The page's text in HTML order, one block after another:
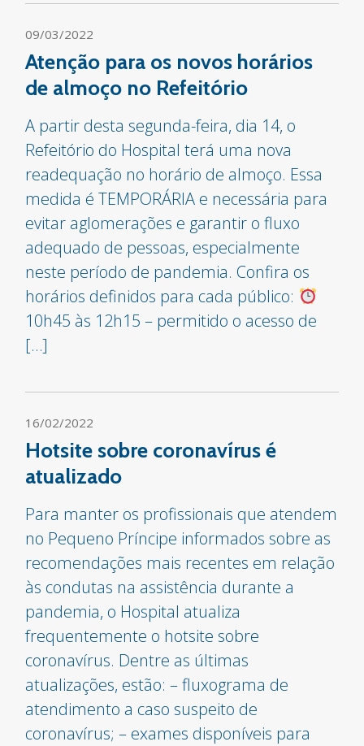
09/03/2022
Atenção para os novos horários
de almoço no Refeitório
A partir desta segunda-feira, dia 14, o
Refeitório do Hospital terá uma nova
readequação no horário de almoço. Essa
medida é TEMPORÁRIA e necessária para
evitar aglomerações e garantir o fluxo
adequado de pessoas, especialmente
neste período de pandemia. Confira os
horários definidos para cada público:
10h45 às 12h15 – permitido o acesso de
[…]
16/02/2022
Hotsite sobre coronavírus é
atualizado
Para manter os profissionais que atendem
no Pequeno Príncipe informados sobre as
recomendações mais recentes em relação
às condutas na assistência durante a
pandemia, o Hospital atualiza
frequentemente o hotsite sobre
coronavírus. Dentre as últimas
atualizações, estão: – fluxograma de
atendimento a caso suspeito de
coronavírus; – exames disponíveis para